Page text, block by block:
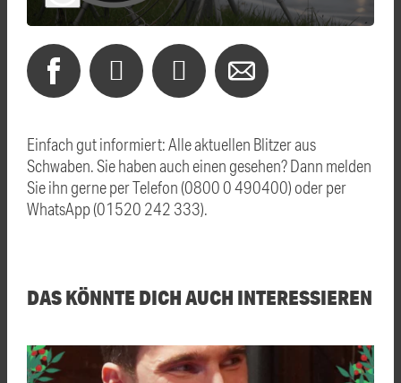
Einfach gut informiert: Alle aktuellen Blitzer aus
Schwaben. Sie haben auch einen gesehen? Dann melden
Sie ihn gerne per Telefon (0800 0 490400) oder per
WhatsApp (01520 242 333).
DAS KÖNNTE DICH AUCH INTERESSIEREN